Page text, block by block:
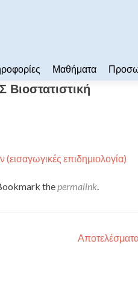
Μαθήματα
επιδημιολογία)
thepermalink.